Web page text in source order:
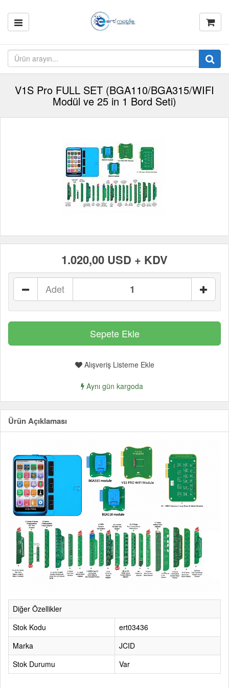
V1S Pro FULL SET (BGA110/BGA315/WIFI
Modül ve 25 in 1 Bord Seti)
1.020,00 USD + KDV
Adet
Alışveriş Listeme Ekle
Aynı gün kargoda
Ürün Açıklaması
Diğer Özellikler
Stok Kodu
ert03436
Marka
JCID
Stok Durumu
Var